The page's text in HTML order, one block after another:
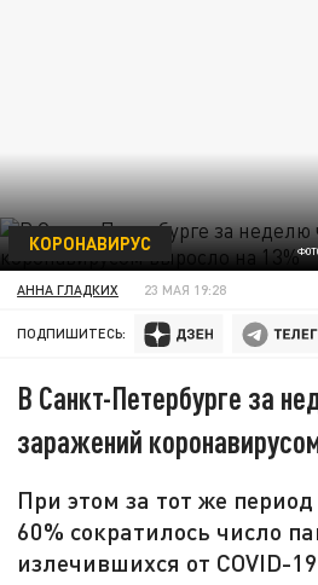
КОРОНАВИРУС
АННА ГЛАДКИХ 23 МАЯ 19:28
ПОДПИШИТЕСЬ:
В Санкт-Петербурге за
заражений
При этом за тот же
60% сократилось число
излечившихся от COVID-